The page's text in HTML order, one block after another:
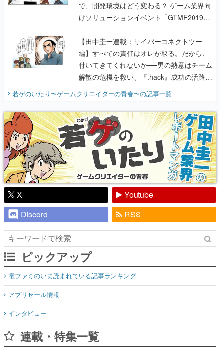
で、開発環境はどう変わる？ ゲーム業界向
けソリューションイベント「GTMF2019」
に行って、より理解を深めよう【PR】
【田中圭一連載：サイバーコネクトツー
編】すべての責任はオレが取る。だから、
付いてきてくれないか──男の熱意はチーム
解散の危機を救い、『.hack』成功の活路を
開く。業界の快男児・松山 洋に流れる血は
『少年ジャンプ』色だった【若ゲのいた
り】
若ゲのいたり〜ゲームクリエイターの青春〜の記事一覧
X
Youtube
Discord
RSS
ピックアップ
電ファミのいま読まれている記事ランキング
アプリセール情報
インタビュー
連載・特集一覧